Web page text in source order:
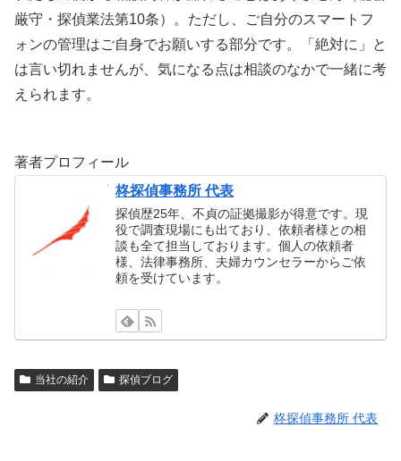
厳守・探偵業法第10条）。ただし、ご自分のスマートフ
ォンの管理はご自身でお願いする部分です。「絶対に」と
は言い切れませんが、気になる点は相談のなかで一緒に考
えられます。
著者プロフィール
柊探偵事務所 代表
探偵歴25年、不貞の証拠撮影が得意です。現
役で調査現場にも出ており、依頼者様との相
談も全て担当しております。個人の依頼者
様、法律事務所、夫婦カウンセラーからご依
頼を受けています。
当社の紹介 探偵ブログ
柊探偵事務所 代表